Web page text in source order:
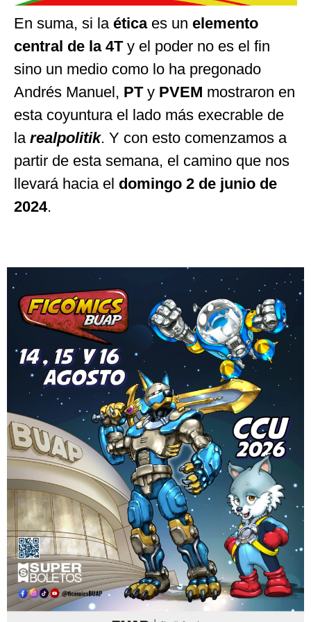
En suma, si la éticaes un elemento
central de la 4Ty el poder no es el fin
sino un medio como lo ha pregonado
Andrés Manuel, PTy PVEM mostraron en
esta coyuntura el lado más execrable de
la realpolitik. Y con esto comenzamos a
partir de esta semana, el camino que nos
llevará hacia el domingo 2 de junio de
2024.